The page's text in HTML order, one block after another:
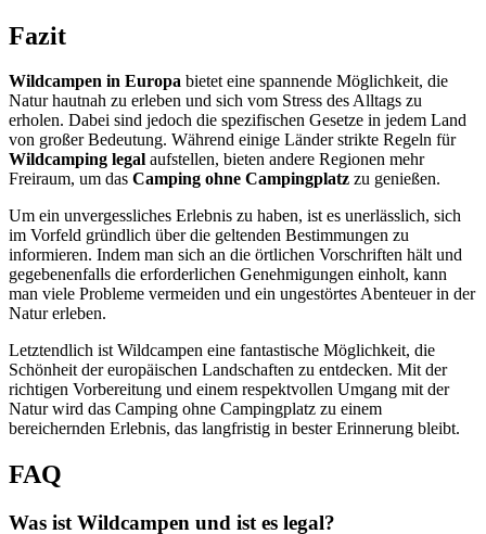
Fazit
Wildcampen in Europa bietet eine spannende Möglichkeit, die
Natur hautnah zu erleben und sich vom Stress des Alltags zu
erholen. Dabei sind jedoch die spezifischen Gesetze in jedem Land
von großer Bedeutung. Während einige Länder strikte Regeln für
Wildcamping legal aufstellen, bieten andere Regionen mehr
Freiraum, um das Camping ohne Campingplatz zu genießen.
Um ein unvergessliches Erlebnis zu haben, ist es unerlässlich, sich
im Vorfeld gründlich über die geltenden Bestimmungen zu
informieren. Indem man sich an die örtlichen Vorschriften hält und
gegebenenfalls die erforderlichen Genehmigungen einholt, kann
man viele Probleme vermeiden und ein ungestörtes Abenteuer in der
Natur erleben.
Letztendlich ist Wildcampen eine fantastische Möglichkeit, die
Schönheit der europäischen Landschaften zu entdecken. Mit der
richtigen Vorbereitung und einem respektvollen Umgang mit der
Natur wird das Camping ohne Campingplatz zu einem
bereichernden Erlebnis, das langfristig in bester Erinnerung bleibt.
FAQ
Was ist Wildcampen und ist es legal?